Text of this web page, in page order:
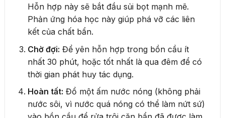
Hỗn hợp này sẽ bắt đầu sủi bọt mạnh mẽ.
Phản ứng hóa học này giúp phá vỡ các liên
kết của chất bẩn.
Chờ đợi: Để yên hỗn hợp trong bồn cầu ít
nhất 30 phút, hoặc tốt nhất là qua đêm để có
thời gian phát huy tác dụng.
Hoàn tất: Đổ một ấm nước nóng (không phải
nước sôi, vì nước quá nóng có thể làm nứt sứ)